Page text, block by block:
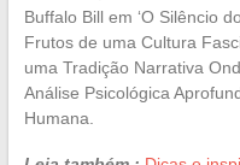
Buffalo Bill em ‘O Silêncio
Frutos de uma Cultura
uma Tradição Narrativa
Análise Psicológica
Humana.